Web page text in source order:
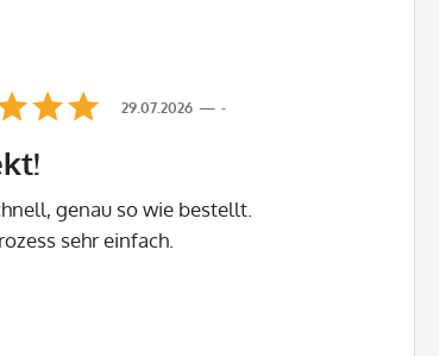
-
29.07.2026
genau so wie bestellt.
sehr einfach.